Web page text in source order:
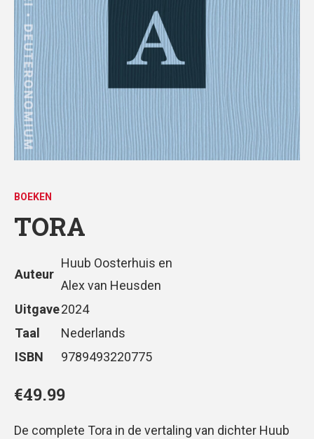
BOEKEN
TORA
Auteur
Huub Oosterhuis en
Alex van Heusden
Uitgave2024
Taal
Nederlands
ISBN
9789493220775
€49.99
De complete Tora in de vertaling van dichter Huub